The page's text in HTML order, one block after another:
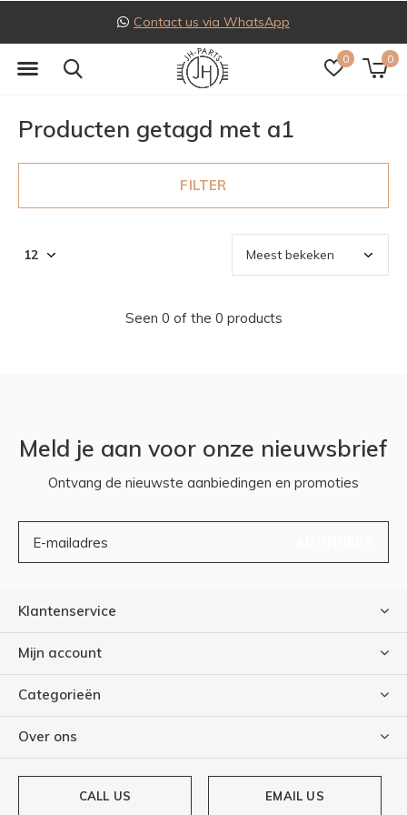
0 0
Contact us via WhatsApp
Producten getagd met a1
FILTER
Seen 0 of the 0 products
Meld je aan voor onze nieuwsbrief
Ontvang de nieuwste aanbiedingen en promoties
Klantenservice
Mijn account
Categorieën
Over ons
CALL US EMAIL US